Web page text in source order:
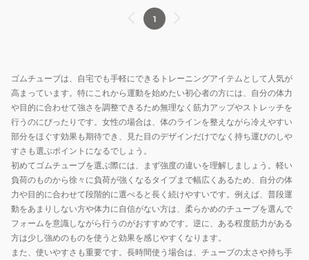
1
ゴムチューブは、自宅でも手軽にできるトレーニングアイテムとして人気が
高まっています。特にこれから運動を始めたい初心者の方には、自分の体力
や目的に合わせて強さを調整できるため無理なく筋力アップやストレッチを
行うのにぴったりです。女性の場合は、体のラインを整えながら冷えやすい
部分をほぐす効果も期待でき、見た目のデザインだけでなく持ち運びのしや
すさも選ぶポイントになるでしょう。
初めてゴムチューブを選ぶ際には、まず強度の違いを理解しましょう。軽い
負荷のものから徐々に負荷が強くなるタイプまで幅広くあるため、自分の体
力や目的に合わせて段階的に選べると長く続けやすいです。例えば、普段運
動をあまりしない方や体力に自信がない方は、柔らかめのチューブを選んで
フォームを意識しながら行うのがおすすめです。逆に、ある程度筋力がある
方は少し強めのものを使うと効果を感じやすくなります。
また、使いやすさも重要です。長時間使う場合は、チューブの太さや持ち手